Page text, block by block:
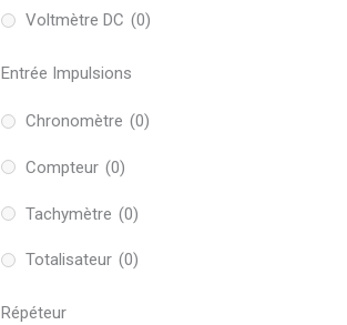
Voltmètre DC (0)
Entrée Impulsions
Chronomètre (0)
Compteur (0)
Tachymètre (0)
Totalisateur (0)
Répéteur